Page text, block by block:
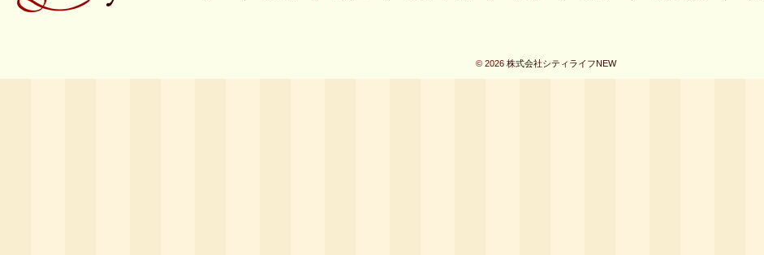
© 2026 株式会社シティライフNEW